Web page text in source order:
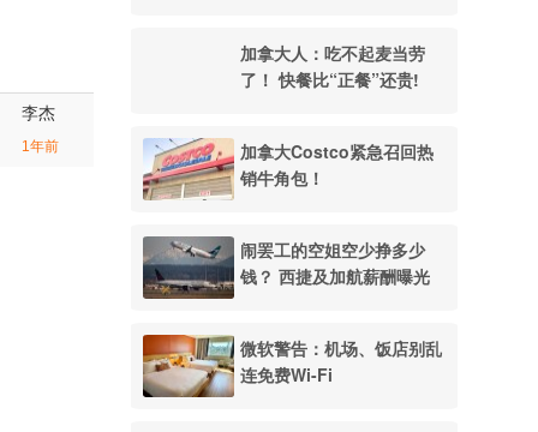
李杰
1年前
加拿大人：吃不起麦当劳
了！ 快餐比“正餐”还贵!
加拿大Costco紧急召回热
销牛角包！
闹罢工的空姐空少挣多少
钱？ 西捷及加航薪酬曝光
微软警告：机场、饭店别乱
连免费Wi-Fi